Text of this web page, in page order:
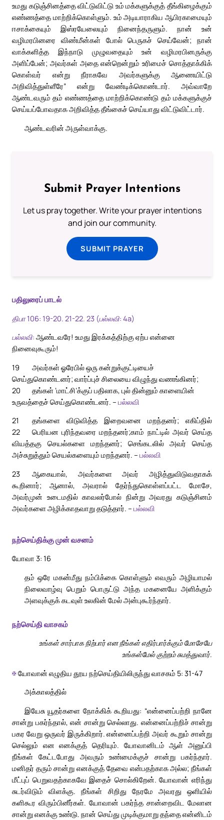
உமது கடுஞ்சினத்தை விட்டுவிட்டு உம் மக்களுக்குத் தீங்கிழைக்கும்
எண்ணத்தை மாற்றிக்கொள்ளும். உம் அடியாராகிய ஆபிரகாமையும்
ஈசாக்கையும் இஸ்ரயேலையும் நினைந்தருளும். நான் உன்
வழிமரபினரை விண்மீன்கள் போல் பெருகச் செய்வேன்; நான்
வாக்களித்த இந்நாடு முழுவதையும் உன் வழிமரபினருக்கு
அளிப்பேன்; அவர்கள் அதை என்றென்றும் உரிமைச் சொத்தாக்கிக்
கொள்வர் என்று நீராகவே அவர்களுக்கு ஆணையிட்டு
அறிவித்துள்ளீரே” என்று வேண்டிக்கொண்டார். அவ்வாறே
ஆண்டவரும் தம் எண்ணத்தை மாற்றிக்கொண்டு தம் மக்களுக்குச்
செய்யப்போவதாக அறிவித்த தீங்கைச் செய்யாது விட்டுவிட்டார்.
ஆண்டவரின் அருள்வாக்கு.
Submit Prayer Intentions
Let us pray together. Write your prayer intentions
and join our community.
SUBMIT PRAYER
பதிலுரைப் பாடல்
திபா 106: 19-20. 21-22. 23 (பல்லவி: 4a)
பல்லவி: ஆண்டவரே! உமது இரக்கத்திற்கு ஏற்ப என்னை
நினைவுகூரும்!
19
அவர்கள் ஓரேபில் ஒரு கன்றுக்குட்டியைச்
செய்துகொண்டனர்; வார்ப்புச் சிலையை விழுந்து வணங்கினர்;
20
தங்கள் ‘மாட்சி’க்குப் பதிலாக, புல் தின்னும் காளையின்
உருவத்தைச் செய்துகொண்டனர். – பல்லவி
21
தங்களை விடுவித்த இறைவனை மறந்தனர்; எகிப்தில்
பெரியன புரிந்தவரை மறந்தனர்;
22
காம் நாட்டில் அவர் செய்த
வியத்தகு செயல்களை மறந்தனர்; செங்கடலில் அவர் செய்த
அச்சுறுத்தும் செயல்களையும் மறந்தனர். – பல்லவி
23
ஆகையால், அவர்களை அவர் அழித்துவிடுவதாகக்
கூறினார்; ஆனால், அவரால் தேர்ந்துகொள்ளப்பட்ட மோசே,
அவர்முன் உடைமதில் காவலர்போல் நின்று அவரது கடுஞ்சினம்
அவர்களை அழிக்காதவாறு தடுத்தார். – பல்லவி
நற்செய்திக்கு முன் வசனம்
யோவா 3: 16
தம் ஒரே மகன்மீது நம்பிக்கை கொள்ளும் எவரும் அழியாமல்
நிலைவாழ்வு பெறும் பொருட்டு அந்த மகனையே அளிக்கும்
அளவுக்குக் கடவுள் உலகின் மேல் அன்புகூர்ந்தார்.
நற்செய்தி வாசகம்
உங்கள் சார்பாக நிற்பார் என நீங்கள் எதிர்பார்க்கும் மோசேயே
உங்கள்மேல் குற்றம் சுமத்துவார்.
✠யோவான் எழுதிய தூய நற்செய்தியிலிருந்து வாசகம் 5: 31-47
அக்காலத்தில்
இயேசு யூதர்களை நோக்கிக் கூறியது: “என்னைப்பற்றி நானே
சான்று பகர்ந்தால், என் சான்று செல்லாது. என்னைப்பற்றிச் சான்று
பகர வேறு ஒருவர் இருக்கிறார். என்னைப்பற்றி அவர் கூறும் சான்று
செல்லும் என எனக்குத் தெரியும். யோவானிடம் ஆள் அனுப்பி
நீங்கள் கேட்டபோது அவரும் உண்மைக்குச் சான்று பகர்ந்தார்.
மனிதர் தரும் சான்று எனக்குத் தேவை என்பதற்காக அல்ல; நீங்கள்
மீட்புப் பெறுவதற்காகவே இதைச் சொல்கிறேன். யோவான் எரிந்து
சுடர்விடும் விளக்கு. நீங்கள் சிறிது நேரமே அவரது ஒளியில்
களிகூர விரும்பினீர்கள். யோவான் பகர்ந்த சான்றைவிட மேலான
சான்று எனக்கு உண்டு. நான் செய்து முடிக்குமாறு தந்தை என்னிடம்